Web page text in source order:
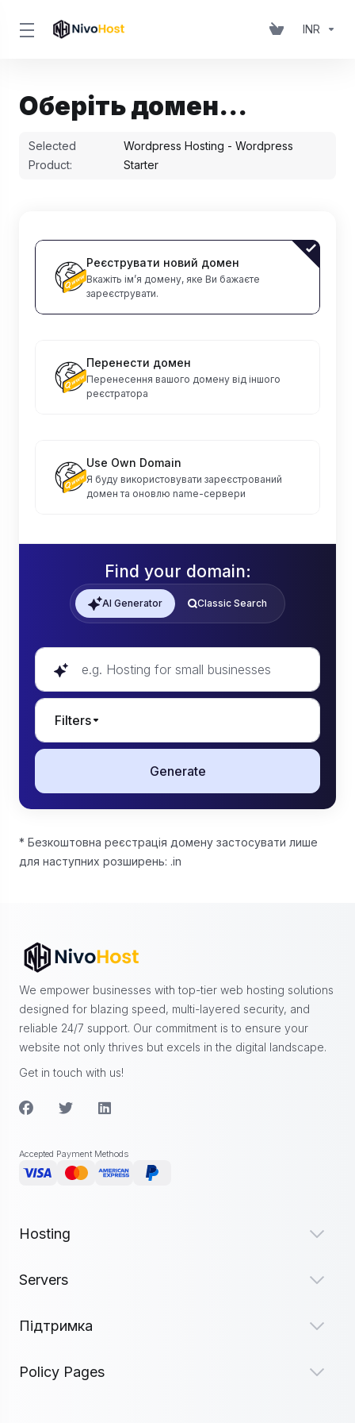
INR
Оберіть домен...
Selected
Product:
Wordpress Hosting - Wordpress
Starter
Реєструвати новий домен
Вкажіть ім’я домену, яке Ви бажаєте
зареєструвати.
Перенести домен
Перенесення вашого домену від іншого
реєстратора
Use Own Domain
Я буду використовувати зареєстрований
домен та оновлю name-сервери
Find your domain:
AI Generator Classic Search
Filters
Generate
* Безкоштовна реєстрація домену застосувати лише
для наступних розширень: .in
We empower businesses with top-tier web hosting solutions
designed for blazing speed, multi-layered security, and
reliable 24/7 support. Our commitment is to ensure your
website not only thrives but excels in the digital landscape.
Get in touch with us!
Accepted Payment Methods
Hosting
Servers
Підтримка
Policy Pages